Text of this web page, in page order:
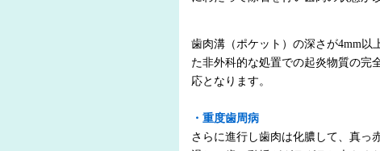
歯肉溝（ポケット）の深さが4mm以
た非外科的な処置での起炎物質の完
応となります。
・重度歯周病
さらに進行し歯肉は化膿して、真っ